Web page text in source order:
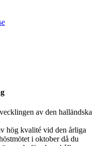
av den halländska
hög kvalité vid den årliga
i oktober då du